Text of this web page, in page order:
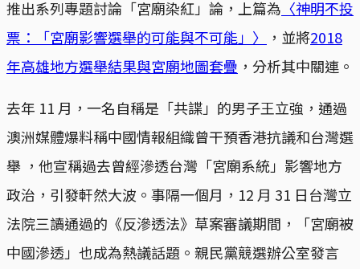
推出系列專題討論「宮廟染紅」論，上篇為 〈神明不投
票：「宮廟影響選舉的可能與不可能」〉
，並將2018
年高雄地方選舉結果與宮廟地圖套疊 ，分析其中關連。
去年 11 月，一名自稱是「共諜」的男子王立強，通過
澳洲媒體爆料稱中國情報組織曾干預香港抗議和台灣選
舉 ，他宣稱過去曾經滲透台灣「宮廟系統」影響地方
政治，引發軒然大波。事隔一個月，12 月 31 日台灣立
法院三讀通過的《反滲透法》草案審議期間，「宮廟被
中國滲透」也成為熱議話題。親民黨競選辦公室發言